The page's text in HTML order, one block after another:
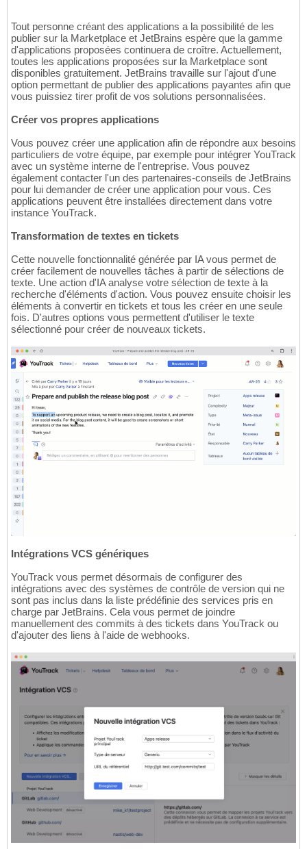
Tout personne créant des applications a la possibilité de les
publier sur la Marketplace et JetBrains espère que la gamme
d'applications proposées continuera de croître. Actuellement,
toutes les applications proposées sur la Marketplace sont
disponibles gratuitement. JetBrains travaille sur l'ajout d'une
option permettant de publier des applications payantes afin que
vous puissiez tirer profit de vos solutions personnalisées.
Créer vos propres applications
Vous pouvez créer une application afin de répondre aux besoins
particuliers de votre équipe, par exemple pour intégrer YouTrack
avec un système interne de l'entreprise. Vous pouvez
également contacter l'un des partenaires-conseils de JetBrains
pour lui demander de créer une application pour vous. Ces
applications peuvent être installées directement dans votre
instance YouTrack.
Transformation de textes en tickets
Cette nouvelle fonctionnalité générée par IA vous permet de
créer facilement de nouvelles tâches à partir de sélections de
texte. Une action d'IA analyse votre sélection de texte à la
recherche d'éléments d'action. Vous pouvez ensuite choisir les
éléments à convertir en tickets et tous les créer en une seule
fois. D'autres options vous permettent d'utiliser le texte
sélectionné pour créer de nouveaux tickets.
Intégrations VCS génériques
YouTrack vous permet désormais de configurer des
intégrations avec des systèmes de contrôle de version qui ne
sont pas inclus dans la liste prédéfinie des services pris en
charge par JetBrains. Cela vous permet de joindre
manuellement des commits à des tickets dans YouTrack ou
d'ajouter des liens à l'aide de webhooks.